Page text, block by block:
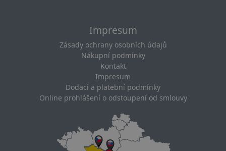
Impresum
Zásady ochrany osobních údajů
Nákupní podmínky
Kontakt
Impresum
Dodací a platební podmínky
Online prohlášení o odstoupení od smlouvy